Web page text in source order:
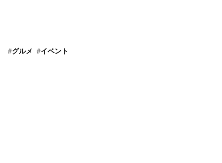
#グルメ #イベント